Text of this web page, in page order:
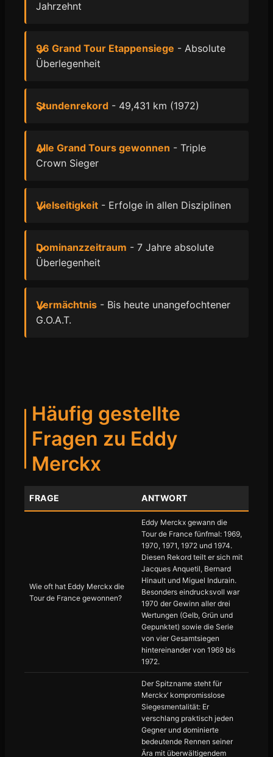
Jahrzehnt
96 Grand Tour Etappensiege - Absolute
Überlegenheit
Stundenrekord - 49,431 km (1972)
Alle Grand Tours gewonnen - Triple
Crown Sieger
Vielseitigkeit - Erfolge in allen Disziplinen
Dominanzzeitraum - 7 Jahre absolute
Überlegenheit
Vermächtnis - Bis heute unangefochtener
G.O.A.T.
Häufig gestellte
Fragen zu Eddy
Merckx
FRAGE ANTWORT
Wie oft hat Eddy Merckx die
Tour de France gewonnen?
Eddy Merckx gewann die
Tour de France fünfmal: 1969,
1970, 1971, 1972 und 1974.
Diesen Rekord teilt er sich mit
Jacques Anquetil, Bernard
Hinault und Miguel Indurain.
Besonders eindrucksvoll war
1970 der Gewinn aller drei
Wertungen (Gelb, Grün und
Gepunktet) sowie die Serie
von vier Gesamtsiegen
hintereinander von 1969 bis
1972.
Der Spitzname steht für
Merckx’ kompromisslose
Siegesmentalität: Er
verschlang praktisch jeden
Gegner und dominierte
bedeutende Rennen seiner
Ära mit überwältigendem